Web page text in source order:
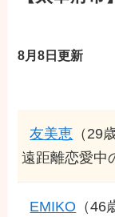
8月8日更新
友美恵 （29
遠距離恋愛中
EMIKO （46